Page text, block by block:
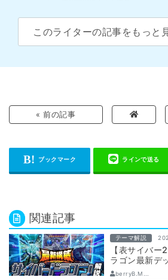
このライターの記事をもっと
« 前の記事
関連記事
テーマ解説
【表サイバ
ラゴン最新デ
【新規カード/
berryB.M...